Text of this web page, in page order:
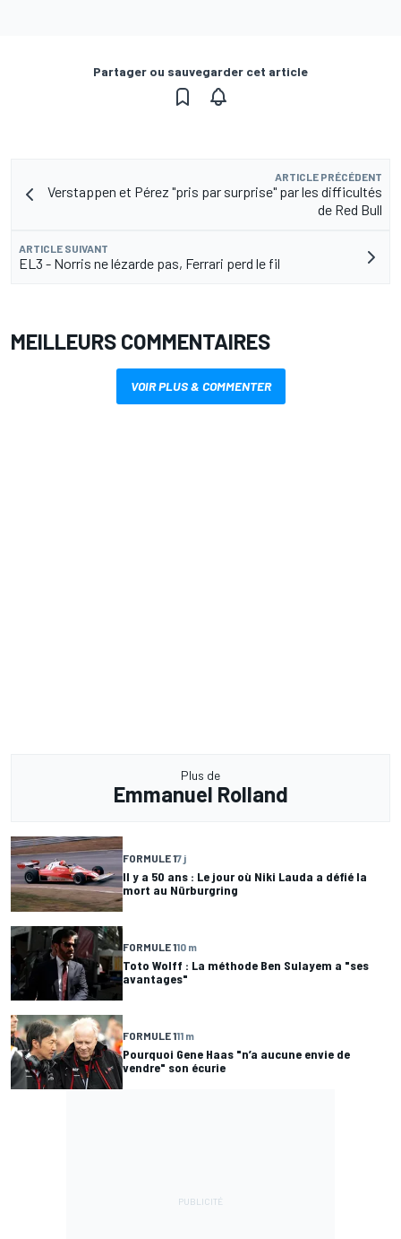
Partager ou sauvegarder cet article
ARTICLE PRÉCÉDENT
Verstappen et Pérez "pris par surprise" par les difficultés
de Red Bull
ARTICLE SUIVANT
EL3 - Norris ne lézarde pas, Ferrari perd le fil
MEILLEURS COMMENTAIRES
VOIR PLUS & COMMENTER
Plus de
Emmanuel Rolland
FORMULE 17 j
Il y a 50 ans : Le jour où Niki Lauda a défié la
mort au Nürburgring
FORMULE 110 m
Toto Wolff : La méthode Ben Sulayem a "ses
avantages"
FORMULE 111 m
Pourquoi Gene Haas "n’a aucune envie de
vendre" son écurie